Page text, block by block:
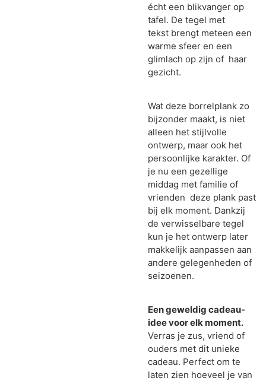
écht een blikvanger op
tafel. De tegel met
tekst brengt meteen een
warme sfeer en een
glimlach op zijn of haar
gezicht.
Wat deze borrelplank zo
bijzonder maakt, is niet
alleen het stijlvolle
ontwerp, maar ook het
persoonlijke karakter. Of
je nu een gezellige
middag met familie of
vrienden deze plank past
bij elk moment. Dankzij
de verwisselbare tegel
kun je het ontwerp later
makkelijk aanpassen aan
andere gelegenheden of
seizoenen.
Een geweldig cadeau-
idee voor elk moment.
Verras je zus, vriend of
ouders met dit unieke
cadeau. Perfect om te
laten zien hoeveel je van